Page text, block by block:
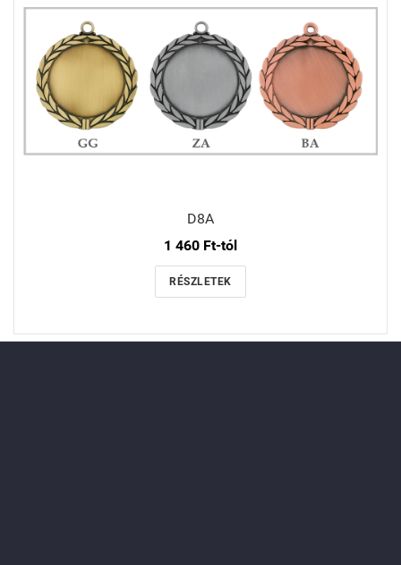
D8A
1 460 Ft-tól
RÉSZLETEK